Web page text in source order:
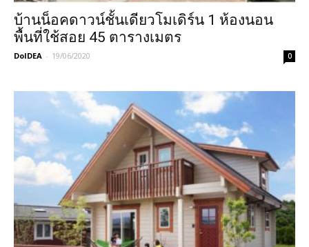
บ้านน็อคดาวน์ชั้นเดียวโมเดิร์น 1 ห้องนอน
พื้นที่ใช้สอย 45 ตารางเมตร
DoIDEA - 19/06/2020 0